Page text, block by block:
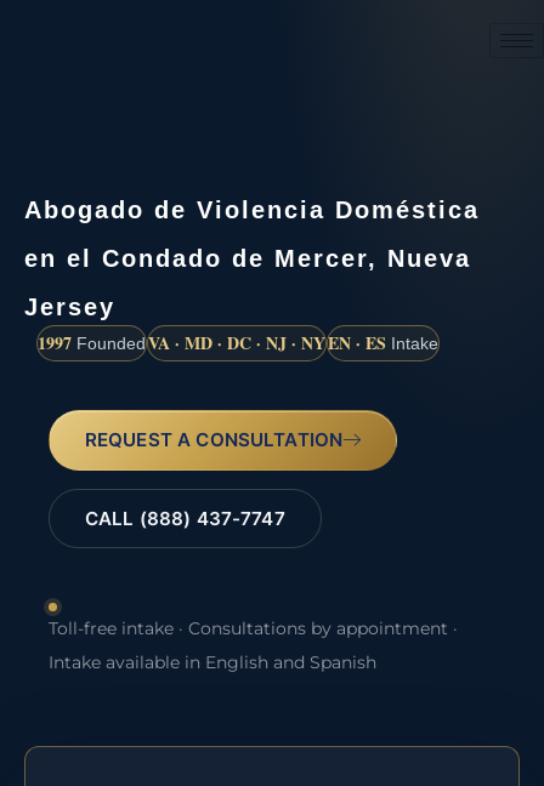
Abogado de Violencia Doméstica
en el Condado de Mercer, Nueva
Jersey
1997 FoundedVA · MD · DC · NJ · NYEN · ES Intake
REQUEST A CONSULTATION
CALL (888) 437-7747
Toll-free intake · Consultations by appointment ·
Intake available in English and Spanish